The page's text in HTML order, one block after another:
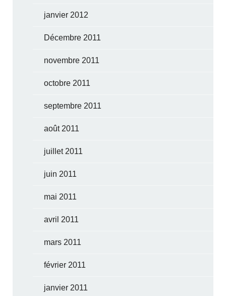
janvier 2012
Décembre 2011
novembre 2011
octobre 2011
septembre 2011
août 2011
juillet 2011
juin 2011
mai 2011
avril 2011
mars 2011
février 2011
janvier 2011